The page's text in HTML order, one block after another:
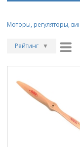
Моторы, регуляторы,
Рейтинг ▼
Дата ▼
▲